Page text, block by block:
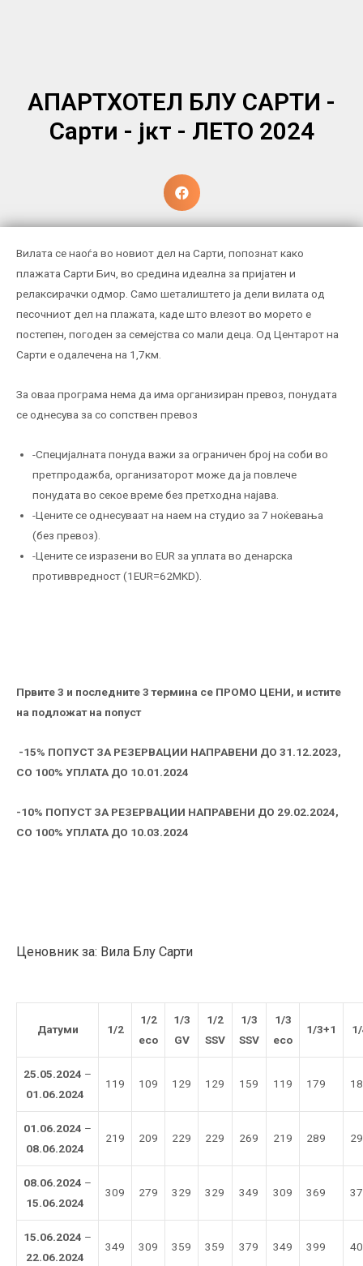
АПАРТХОТЕЛ БЛУ САРТИ -
Сарти - јкт - ЛЕТО 2024
Вилата се наоѓа во новиот дел на Сарти, попознат како
плажата Сарти Бич, во средина идеална за пријатен и
релаксирачки одмор. Само шеталиштето ја дели вилата од
песочниот дел на плажата, каде што влезот во морето е
постепен, погоден за семејства со мали деца. Од Центарот на
Сарти е одалечена на 1,7км.
За оваа програма нема да има организиран превоз, понудата
се однесува за со сопствен превоз
-Специјалната понуда важи за ограничен број на соби во
претпродажба, организаторот може да ја повлече
понудата во секое време без претходна најава.
-Цените се однесуваат на наем на студио за 7 ноќевања
(без превоз).
-Цените се изразени во EUR за уплата во денарска
противвредност (1EUR=62MKD).
Првите 3 и последните 3 термина се ПРОМО ЦЕНИ, и истите
на подложат на попуст
-15% ПОПУСТ ЗА РЕЗЕРВАЦИИ НАПРАВЕНИ ДО 31.12.2023,
СО 100% УПЛАТА ДО 10.01.2024
-10% ПОПУСТ ЗА РЕЗЕРВАЦИИ НАПРАВЕНИ ДО 29.02.2024,
СО 100% УПЛАТА ДО 10.03.2024
Ценовник за: Вила Блу Сарти
Датуми 1/2
1/2
eco
1/3
GV
1/2
SSV
1/3
SSV
1/3
eco
1/3+1
25.05.2024 –
01.06.2024
119 109 129 129 159 119 179
01.06.2024 –
08.06.2024
219 209 229 229 269 219 289
08.06.2024 –
15.06.2024
309 279 329 329 349 309 369
15.06.2024 –
22.06.2024
349 309 359 359 379 349 399